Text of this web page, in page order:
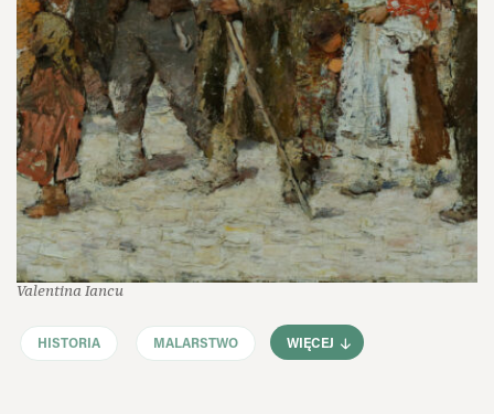
Valentina Iancu
HISTORIA MALARSTWO WIĘCEJ